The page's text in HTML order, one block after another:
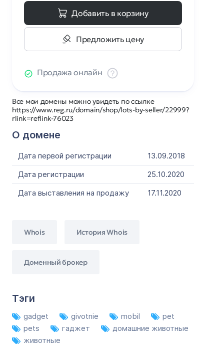
Все мои домены можно увидеть по ссылке
https://www.reg.ru/domain/shop/lots-by-seller/22999?
rlink=reflink-76023
О домене
Дата первой регистрации
13.09.2018
Дата регистрации
25.10.2020
Дата выставления на продажу
17.11.2020
Whois История Whois
Доменный брокер
Тэги
gadget givotnie mobil
pet
pets
гаджет
домашние животные
животные
Добавить в корзину
Предложить цену
Продажа онлайн